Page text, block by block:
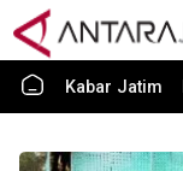
Kabar Jatim